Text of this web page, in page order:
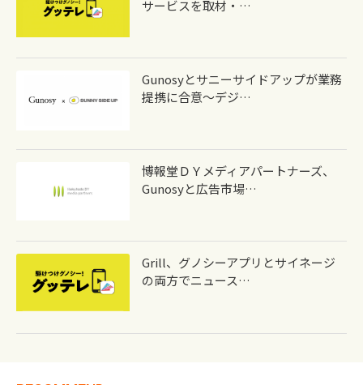
サービスを取材・…
Gunosyとサニーサイドアップが業務
提携に合意～デジ…
博報堂ＤＹメディアパートナーズ、
Gunosyと広告市場…
Grill、グノシーアプリとサイネージ
の両方でニュース…